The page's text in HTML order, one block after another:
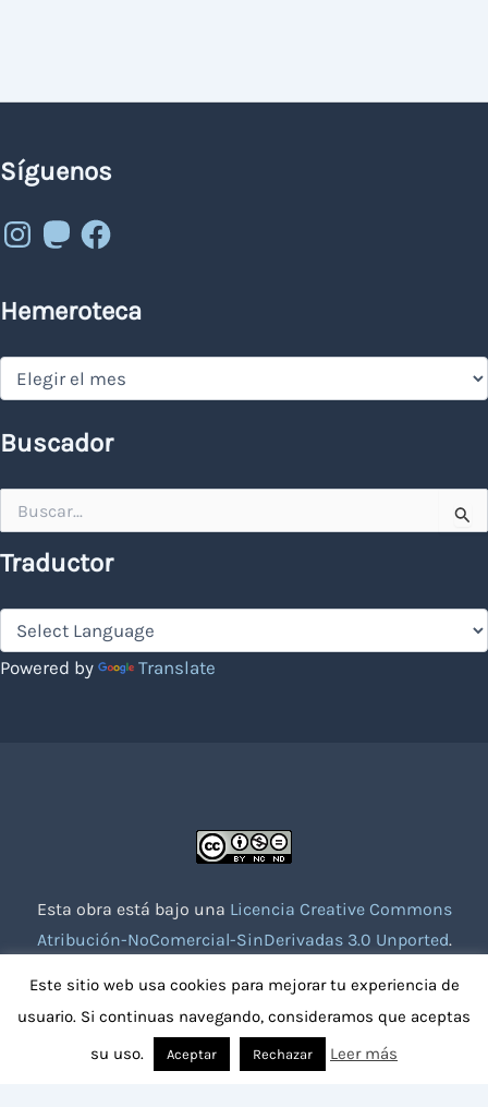
Síguenos
Instagram
MastodonFacebook
Hemeroteca
Hemeroteca
Buscador
por:
Traductor
Powered by Translate
Esta obra está bajo una Licencia Creative Commons
Atribución-NoComercial-SinDerivadas 3.0 Unported.
Este sitio web usa cookies para mejorar tu experiencia de
usuario. Si continuas navegando, consideramos que aceptas
su uso.
Aceptar Rechazar Leer más